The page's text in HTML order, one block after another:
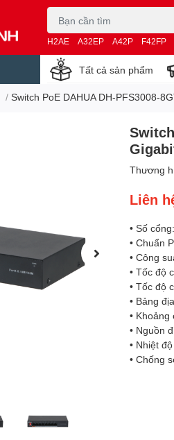
H2AE A32EP A42P F42FP
Tất cả sản phẩm
/ Switch PoE DAHUA DH-PFS3008-
Thương
Liên
• Số
• Chuẩn
• Công
• Tốc độ
• Tốc độ
• Bảng
• Khoảng
• Nguồn
• Nhiệt
• Chống